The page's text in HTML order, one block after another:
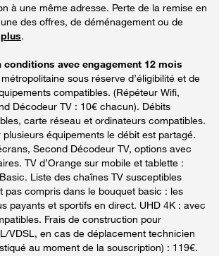
à une même adresse. Perte de la remise en
des offres, de déménagement ou de
.
avec engagement 12 mois
sous réserve d’éligibilité et de
compatibles. (Répéteur Wifi,
Décodeur TV : 10€ chacun). Débits
carte réseau et ordinateurs compatibles.
plusieurs équipements le débit est partagé.
Second Décodeur TV, options avec
TV d’Orange sur mobile et tablette :
Liste des chaînes TV susceptibles
pas compris dans le bouquet basic : les
payants et sportifs en direct. UHD 4K : avec
Frais de construction pour
VDSL, en cas de déplacement technicien
au moment de la souscription) : 119€.